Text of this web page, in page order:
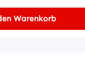
Warenkorb